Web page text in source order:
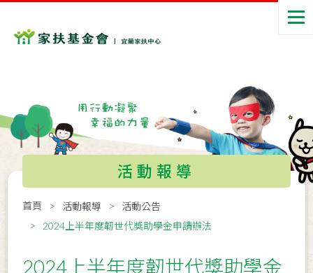
活動報導
首頁 活動報導
活動公告
2024上半年度韌世代獎助學金申請辦法
2024上半年度韌世代獎助學金